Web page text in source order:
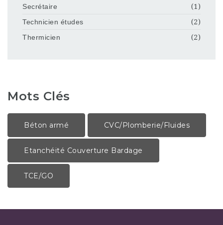
Secrétaire
(1)
Technicien études
(2)
Thermicien
(2)
Mots Clés
Béton armé CVC/Plomberie/Fluides
Etanchéité Couverture Bardage
TCE/GO